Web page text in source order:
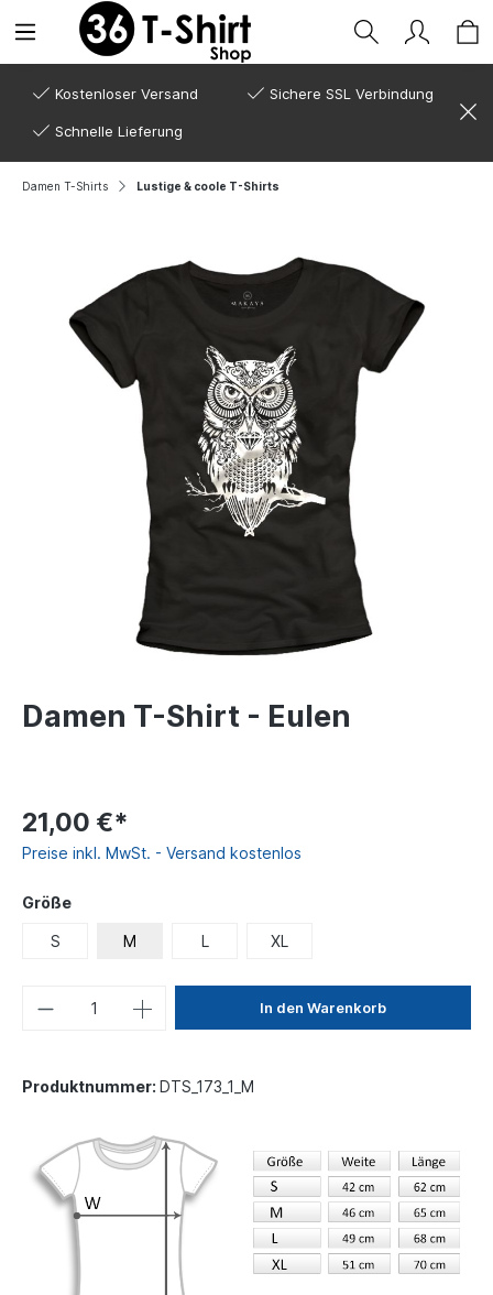
Kostenloser Versand Sichere SSL Verbindung
Schnelle Lieferung
Damen T-Shirts Lustige & coole T-Shirts
Damen T-Shirt - Eulen
21,00 €*
Preise inkl. MwSt. - Versand kostenlos
Größe
S M L XL
In den Warenkorb
Produktnummer: DTS_173_1_M